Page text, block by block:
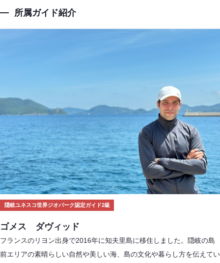
所属ガイド紹介
隠岐ユネスコ世界ジオパーク認定ガイド2級
ゴメス ダヴィッド
フランスのリヨン出身で2016年に知夫里島に移住しました。隠岐の島
前エリアの素晴らしい自然や美しい海、島の文化や暮らし方を伝えてい